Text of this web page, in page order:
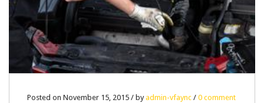
Posted on November 15, 2015 / byadmin-vfaync / 0 comment